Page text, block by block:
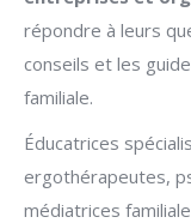
répondre à leurs
conseils et les
familiale.
Éducatrices
ergothérapeutes,
médiatrices